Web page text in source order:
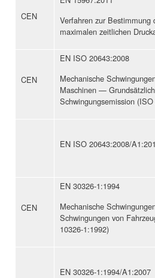
CEN
Verfahren zur Bestimmung
maximalen zeitlichen
CEN
EN ISO 20643:2008
Mechanische
Maschinen —
Schwingungsemission
EN ISO 20643:2008/
CEN
EN 30326-1:1994
Mechanische
Schwingungen von
10326-1:1992)
EN 30326-1:1994/A1:2007